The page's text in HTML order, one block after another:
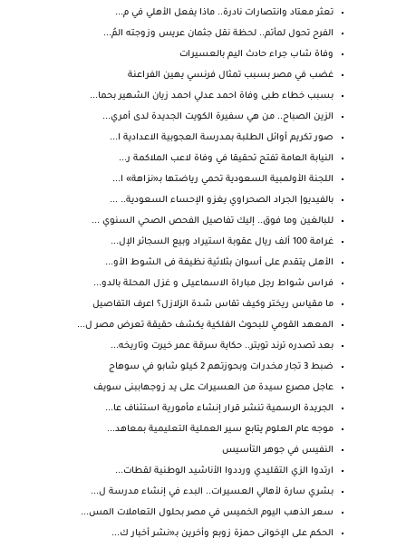
تعثر معتاد وانتصارات نادرة.. ماذا يفعل الأهلي في م...
الفرح تحول لمأتم.. لحظة نقل جثمان عريس وزوجته المُ...
وفاة شاب جراء حادث اليم بالعسيرات
غضب في مصر بسبب تمثال فرنسي يهين الفراعنة
بسبب خطاء طبى وفاة احمد عدلي احمد زيان الشهير بحما...
الزين الصباح.. من هي سفيرة الكويت الجديدة لدى أمري...
صور تكريم أوائل الطلبة بمدرسة العجوبية الاعدادية ا...
النيابة العامة تفتح تحقيقا في وفاة لاعب الملاكمة ر...
اللجنة الأولمبية السعودية تحمي رياضتها بـ«نزاهة» ا...
بالفيديو| الجراد الصحراوي يغزو الإحساء السعودية.. ...
للبالغين وما فوق.. إليك تفاصيل الفحص الصحي السنوي ...
غرامة 100 ألف ريال عقوبة استيراد وبيع السجائر الإل...
الأهلى يتقدم على أسوان بثلاثية نظيفة فى الشوط الأو...
فراس شواط رجل مباراة الاسماعيلى و غزل المحلة بالدو...
ما مقياس ريختر وكيف تقاس شدة الزلازل؟ اعرف التفاصيل
المعهد القومي للبحوث الفلكية يكشف حقيقة تعرض مصر ل...
بعد تصدره ترند تويتر.. حكاية سرقة عمر خيرت وتاريخه...
ضبط 3 تجار مخدرات وبحوزتهم 2 كيلو شابو في سوهاج
عاجل مصرع سيدة من العسيرات على يد زوجهاببنى سويف
الجريدة الرسمية تنشر قرار إنشاء مأمورية استئناف عا...
موجه عام العلوم يتابع سير العملية التعليمية بمعاهد...
النفيس في جوهر التأسيس
ارتدوا الزي التقليدي ورددوا الأناشيد الوطنية لقطات...
بشري سارة لأهالي العسيرات.. البدء في إنشاء مدرسة ل...
سعر الذهب اليوم الخميس في مصر بحلول التعاملات المس...
الحكم على الإخواني حمزة زوبع وأخرين بـ«نشر أخبار ك...